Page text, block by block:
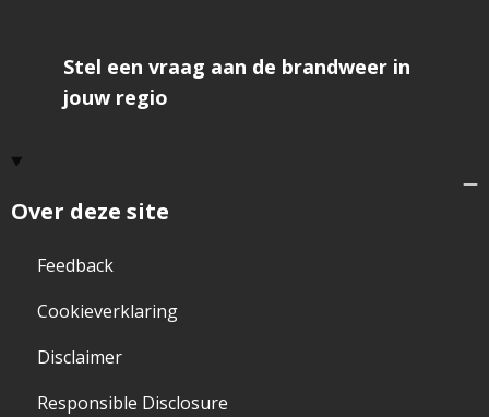
Over deze site
Feedback
Cookieverklaring
Disclaimer
Responsible Disclosure
Stel een vraag aan de brandweer in
jouw regio